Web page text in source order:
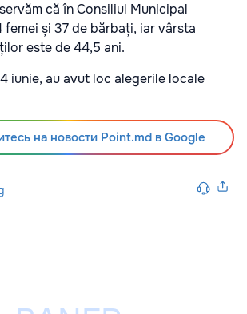
că în Consiliul Municipal
femei și 37 de bărbați, iar vârsta
este de 44,5 ani.
iunie, au avut loc alegerile locale
на новости Point.md в Google